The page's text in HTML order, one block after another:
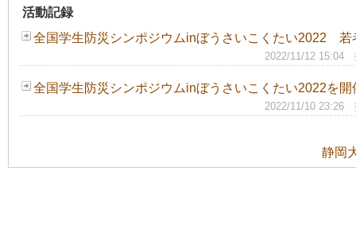
活動記録
全国学生防災シンポジウムinぼうさいこくたい2022 若
2022/11/12 15:04
全国学生防災シンポジウムinぼうさいこくたい2022を開
2022/11/10 23:26
静岡